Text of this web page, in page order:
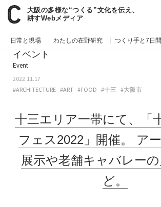
大阪の多様な“つくる”文化を伝え、
耕すWebメディア
日常と現場 わたしの在野研究 つくり手と7日間
paperC 今週のイベント
イベント
Event
2022.11.17
#ARCHITECTURE #ART #FOOD #十三 #大阪市
十三エリア一帯にて、「
フェス2022」開催。
ア
展示や老舗キャバレー
ど。